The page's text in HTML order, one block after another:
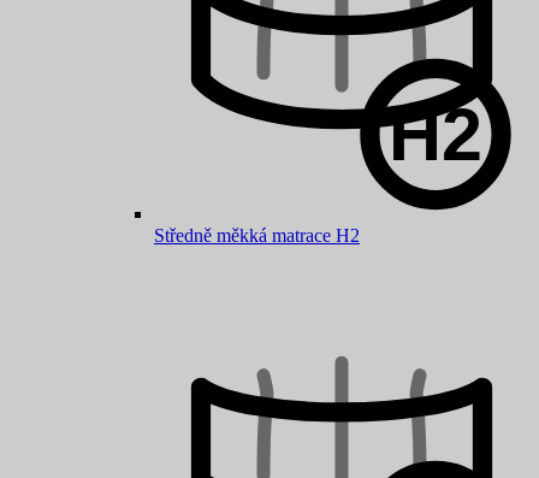
Středně měkká matrace H2